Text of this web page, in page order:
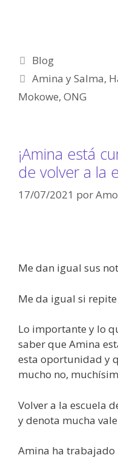
Blog
Amina y Salma,
Mokowe, ONG
¡Amina está
de volver a la
17/07/2021 por
Me dan igual sus
Me da igual si
Lo importante y lo
saber que Amina
esta oportunidad y
mucho no,
Volver a la escuela
y denota mucha
Amina ha trabajado